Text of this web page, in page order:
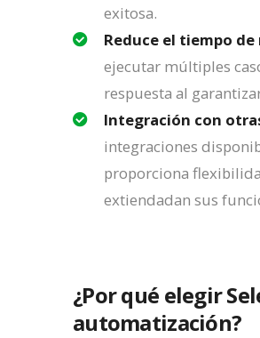
exitosa.
Reduce el tiempo
ejecutar múltiples
respuesta al
Integración con
integraciones
proporciona
extiendadan sus
¿Por qué elegir
automatización?